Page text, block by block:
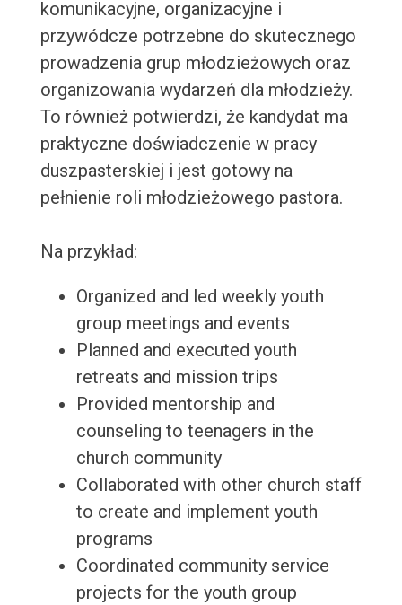
komunikacyjne, organizacyjne i
przywódcze potrzebne do skutecznego
prowadzenia grup młodzieżowych oraz
organizowania wydarzeń dla młodzieży.
To również potwierdzi, że kandydat ma
praktyczne doświadczenie w pracy
duszpasterskiej i jest gotowy na
pełnienie roli młodzieżowego pastora.
Na przykład:
Organized and led weekly youth
group meetings and events
Planned and executed youth
retreats and mission trips
Provided mentorship and
counseling to teenagers in the
church community
Collaborated with other church staff
to create and implement youth
programs
Coordinated community service
projects for the youth group